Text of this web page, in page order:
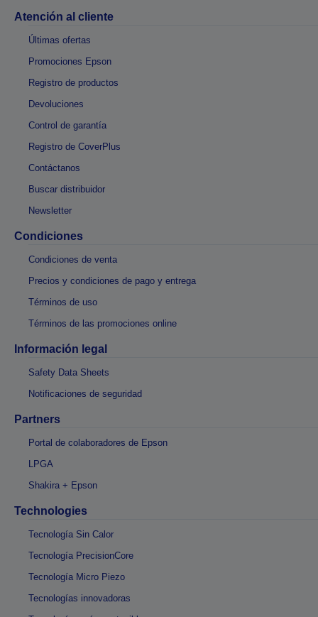
Atención al cliente
Últimas ofertas
Promociones Epson
Registro de productos
Devoluciones
Control de garantía
Registro de CoverPlus
Contáctanos
Buscar distribuidor
Newsletter
Condiciones
Condiciones de venta
Precios y condiciones de pago y entrega
Términos de uso
Términos de las promociones online
Información legal
Safety Data Sheets
Notificaciones de seguridad
Partners
Portal de colaboradores de Epson
LPGA
Shakira + Epson
Technologies
Tecnología Sin Calor
Tecnología PrecisionCore
Tecnología Micro Piezo
Tecnologías innovadoras